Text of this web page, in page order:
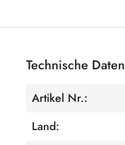
Technische Daten
Artikel Nr.:
Land: